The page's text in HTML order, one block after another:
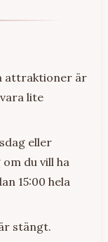
attraktioner är
lite
eller
du vill ha
15:00 hela
stängt.